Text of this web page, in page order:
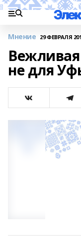
Мнение 29 ФЕВРАЛЯ
не для